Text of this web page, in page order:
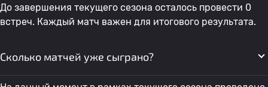
До завершения текущего сезона осталось провести 0
встреч. Каждый матч важен для итогового результата.
Сколько матчей уже сыграно?